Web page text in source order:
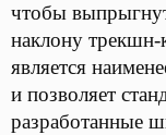
чтобы
наклону трекшн-
является
и позволяет
разработанные